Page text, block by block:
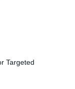
Targeted
Παπαγεωργίου
30 εκατ.